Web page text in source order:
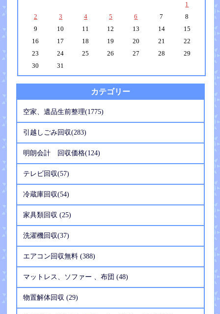
1
2
3 4 5 6 7
8
9
10 11 12 13 14
15
16
17 18 19 20 21
22
23
24 25 26 27 28
29
30
31
カテゴリー
空家、遺品生前整理(1775)
引越しごみ回収(283)
明朗会計 回収価格(124)
テレビ回収(57)
冷蔵庫回収(54)
家具類回収 (25)
洗濯機回収(37)
エアコン回収無料 (388)
マットレス、ソファー 、布団 (48)
物置解体回収 (29)